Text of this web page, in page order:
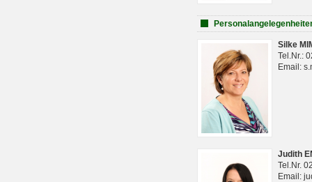
Silke
Tel.Nr.:
Email:
Judith
Tel.Nr.
Email: